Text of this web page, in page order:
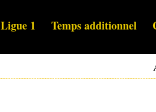
Ligue 1 Temps additionnel